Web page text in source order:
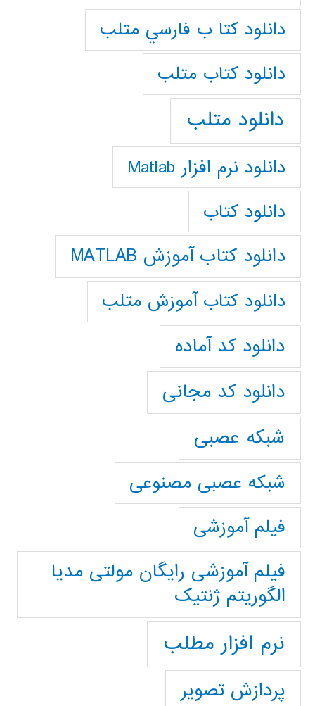
دانلود كتا ب فارسي متلب
دانلود كتاب متلب
دانلود متلب
دانلود نرم افزار Matlab
دانلود کتاب
دانلود کتاب آموزش MATLAB
دانلود کتاب آموزش متلب
دانلود کد آماده
دانلود کد مجانی
شبکه عصبی
شبکه عصبی مصنوعی
فیلم آموزشی
فیلم آموزشی رایگان مولتی مدیا
الگوریتم ژنتیک
نرم افزار مطلب
پردازش تصویر